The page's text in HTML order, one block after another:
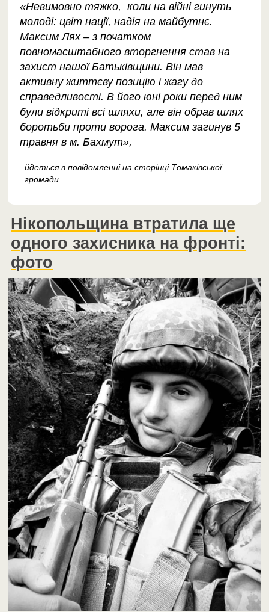
«Невимовно тяжко, коли на війні гинуть
молоді: цвіт нації, надія на майбутнє.
Максим Лях – з початком
повномасштабного вторгнення став на
захист нашої Батьківщини. Він мав
активну життєву позицію і жагу до
справедливості. В його юні роки перед ним
були відкриті всі шляхи, але він обрав шлях
боротьби проти ворога. Максим загинув 5
травня в м. Бахмут»,
йдеться в повідомленні на сторінці Томаківської
громади
Нікопольщина втратила ще
одного захисника на фронті:
фото